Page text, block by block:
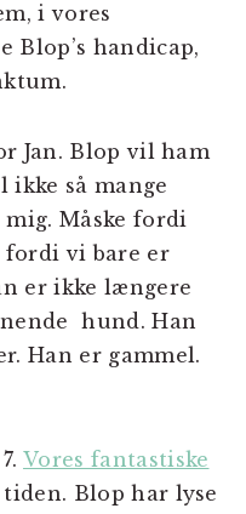
i vores
Blop’s handicap,
Jan. Blop vil ham
så mange
Måske fordi
fordi vi bare er
er ikke længere
hund. Han
Han er gammel.
Vores fantastiske
Blop har lyse